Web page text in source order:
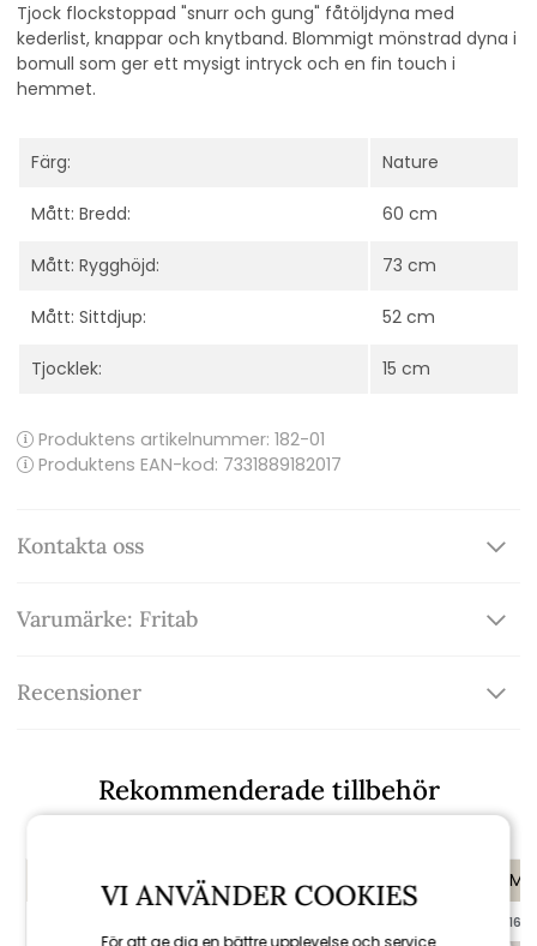
Tjock flockstoppad "snurr och gung" fåtöljdyna med
kederlist, knappar och knytband. Blommigt mönstrad dyna i
bomull som ger ett mysigt intryck och en fin touch i
hemmet.
Färg: Nature
Mått: Bredd: 60 cm
Mått: Rygghöjd: 73 cm
Mått: Sittdjup: 52 cm
Tjocklek: 15 cm
Produktens artikelnummer: 182-01
Produktens EAN-kod: 7331889182017
Kontakta oss
Varumärke: Fritab
Recensioner
Rekommenderade tillbehör
KAMPANJ KAMPANJ
till 16/8
VI ANVÄNDER COOKIES